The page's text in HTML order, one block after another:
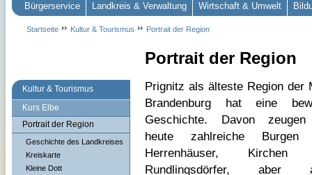
Kultur & Tourismus
Kurs Elbe
Portrait der Region
Geschichte des Landkreises
Kreiskarte
Kleine Dott
Portrait der Region
Prignitz als älteste Region der
Brandenburg hat eine
Geschichte. Davon
heute zahlreiche Burgen
Herrenhäuser, Kirchen
Rundlingsdörfer, aber
Bürgerservice Landkreis & Verwaltung Wirtschaft & Umwelt
Startseite Kultur & Tourismus Portrait der Region